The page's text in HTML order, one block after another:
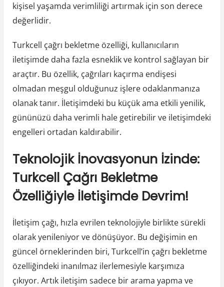
kişisel yaşamda verimliliği artırmak için son derece
değerlidir.
Turkcell çağrı bekletme özelliği, kullanıcıların
iletişimde daha fazla esneklik ve kontrol sağlayan bir
araçtır. Bu özellik, çağrıları kaçırma endişesi
olmadan meşgul olduğunuz işlere odaklanmanıza
olanak tanır. İletişimdeki bu küçük ama etkili yenilik,
gününüzü daha verimli hale getirebilir ve iletişimdeki
engelleri ortadan kaldırabilir.
Teknolojik İnovasyonun İzinde:
Turkcell Çağrı Bekletme
Özelliğiyle İletişimde Devrim!
İletişim çağı, hızla evrilen teknolojiyle birlikte sürekli
olarak yenileniyor ve dönüşüyor. Bu değişimin en
güncel örneklerinden biri, Turkcell’in çağrı bekletme
özelliğindeki inanılmaz ilerlemesiyle karşımıza
çıkıyor. Artık iletişim sadece bir arama yapma ve